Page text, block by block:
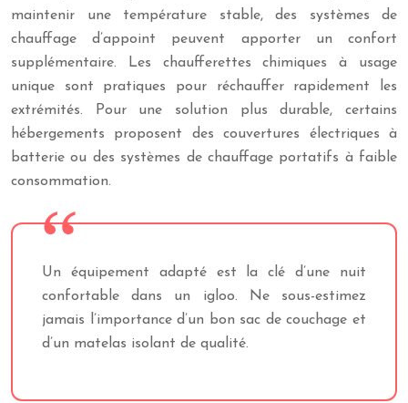
maintenir une température stable, des systèmes de
chauffage d’appoint peuvent apporter un confort
supplémentaire. Les chaufferettes chimiques à usage
unique sont pratiques pour réchauffer rapidement les
extrémités. Pour une solution plus durable, certains
hébergements proposent des couvertures électriques à
batterie ou des systèmes de chauffage portatifs à faible
consommation.
Un équipement adapté est la clé d’une nuit
confortable dans un igloo. Ne sous-estimez
jamais l’importance d’un bon sac de couchage et
d’un matelas isolant de qualité.